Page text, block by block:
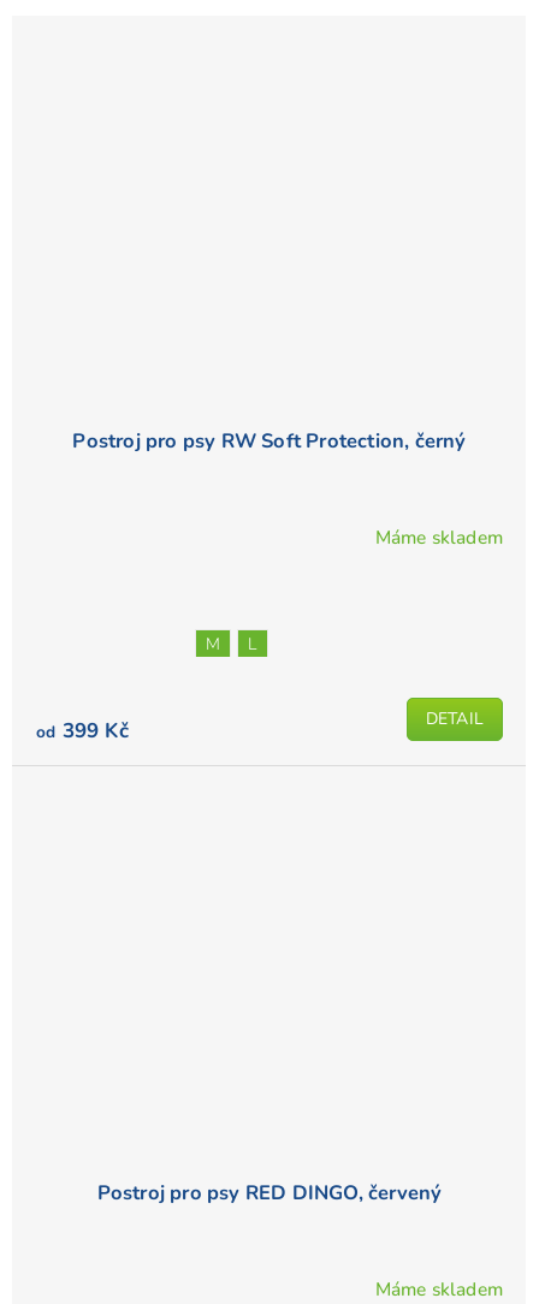
Postroj pro psy RW Soft Protection, černý
Máme skladem
od 399 Kč DETAIL
M L
Postroj pro psy RED DINGO, červený
Máme skladem